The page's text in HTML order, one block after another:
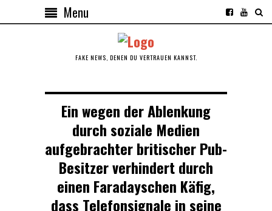
Menu
FAKE NEWS, DENEN DU VERTRAUEN KANNST.
Ein wegen der Ablenkung
durch soziale Medien
aufgebrachter britischer Pub-
Besitzer verhindert durch
einen Faradayschen Käfig,
dass Telefonsignale in seine